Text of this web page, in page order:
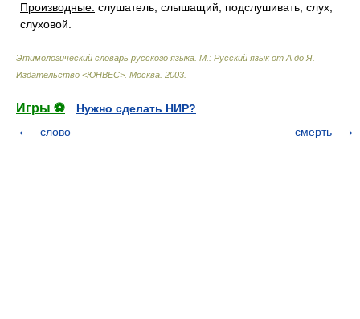
Производные: слушатель, слышащий, подслушивать, слух,
слуховой.
Этимологический словарь русского языка. М.: Русский язык от А до Я.
Издательство <ЮНВЕС> Москва 2003
Игры ⚽
Нужно сделать НИР?
слово
смерть